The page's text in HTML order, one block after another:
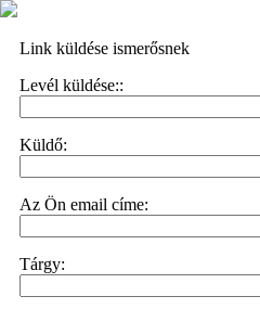
Link küldése ismerősnek
Levél küldése::
Küldő:
Az Ön email címe:
Tárgy: